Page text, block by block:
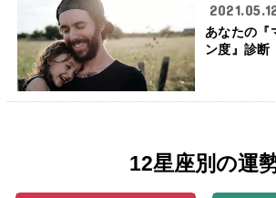
あなたの『
ン度』診断
12星座別の運